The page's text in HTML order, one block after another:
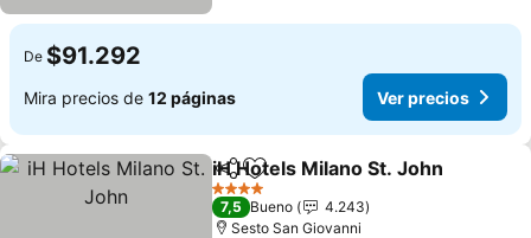
De $91.292
Mira precios de 12 páginas Ver precios
CompartirAgregar a favoritos
iH Hotels Milano St. John
4 Estrellas
7,5 Bueno
4.243
Sesto San Giovanni